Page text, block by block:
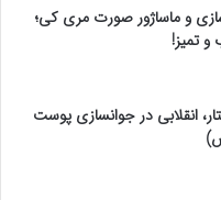
و ماساژور صورت مری کی؛
و تمیز!
انقلابی در جوانسازی پوست